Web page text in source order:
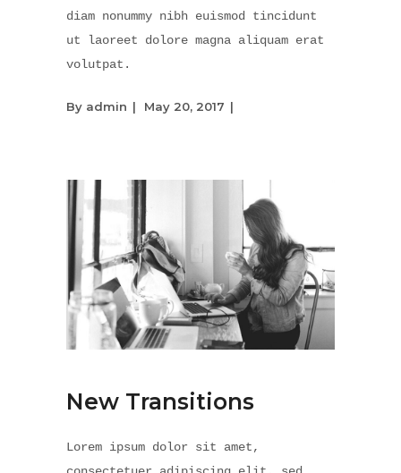
diam nonummy nibh euismod tincidunt
ut laoreet dolore magna aliquam erat
volutpat.
By admin May 20, 2017
New Transitions
Lorem ipsum dolor sit amet,